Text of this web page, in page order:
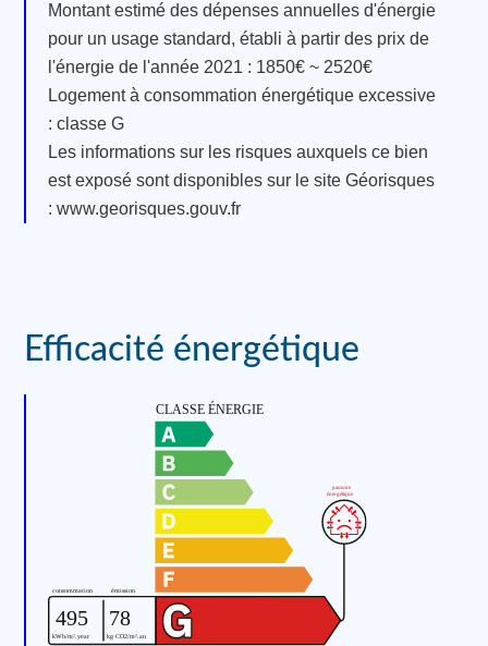
Montant estimé des dépenses annuelles d'énergie
pour un usage standard, établi à partir des prix de
l'énergie de l'année 2021 : 1850€ ~ 2520€
Logement à consommation énergétique excessive
: classe G
Les informations sur les risques auxquels ce bien
est exposé sont disponibles sur le site Géorisques
: www.georisques.gouv.fr
Efficacité énergétique